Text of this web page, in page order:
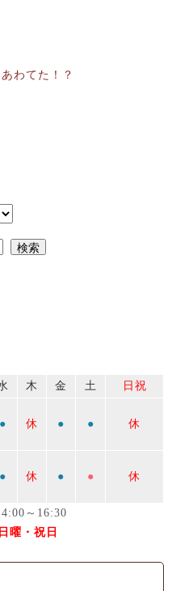
わてた！？
木 金 土
日祝
● 休 ● ● 休
● 休 ● ● 休
～16:30
曜・祝日